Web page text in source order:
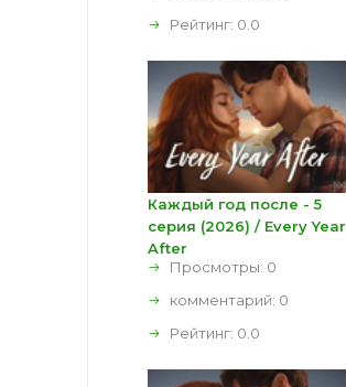
Рейтинг: 0.0
Каждый год после - 5
серия (2026) / Every Year
After
Просмотры: 0
комментарий: 0
Рейтинг: 0.0